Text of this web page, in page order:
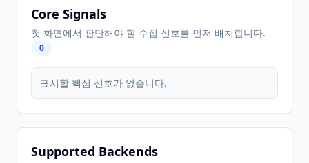
Core Signals
첫 화면에서 판단해야 할 수집 신호를 먼저 배치합니다.
0
표시할 핵심 신호가 없습니다.
Supported Backends